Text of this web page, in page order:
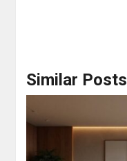
Similar Posts